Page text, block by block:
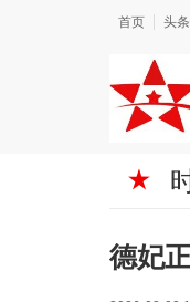
首页 头条
德妃